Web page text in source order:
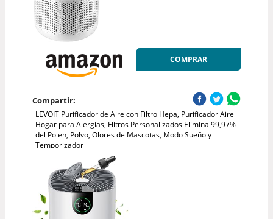
COMPRAR
Compartir:
LEVOIT Purificador de Aire con Filtro Hepa, Purificador Aire
Hogar para Alergias, Flitros Personalizados Elimina 99,97%
del Polen, Polvo, Olores de Mascotas, Modo Sueño y
Temporizador